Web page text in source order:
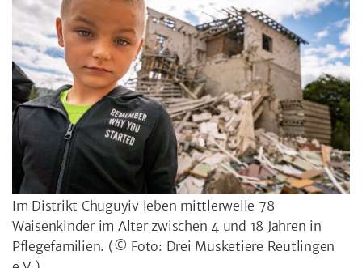
Im Distrikt Chuguyiv leben mittlerweile 78
Waisenkinder im Alter zwischen 4 und 18 Jahren in
Pflegefamilien. (© Foto: Drei Musketiere Reutlingen